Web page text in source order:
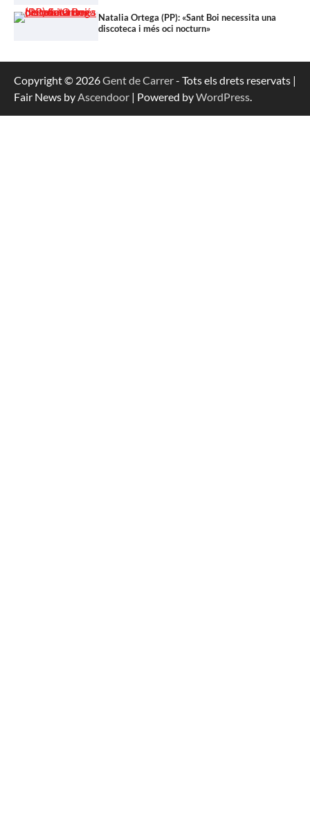
Natalia Ortega (PP): «Sant Boi necessita una
discoteca i més oci nocturn»
Copyright © 2026Gent de Carrer- Tots els drets reservats |
Fair News by Ascendoor | Powered byWordPress